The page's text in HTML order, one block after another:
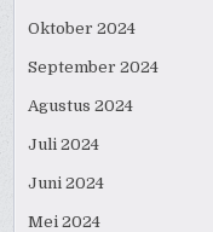
Oktober 2024
September 2024
Agustus 2024
Juli 2024
Juni 2024
Mei 2024